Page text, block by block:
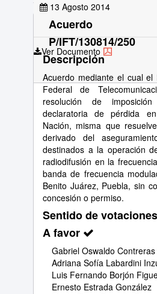
13 Agosto 2014
Ver Documento
Acuerdo
P/IFT/130814/250
Descripción
Acuerdo mediante el cual el
Federal de
resolución de
declaratoria de pérdida
Nación, misma que
derivado del
destinados a la operación
radiodifusión en la
banda de frecuencia
Benito Juárez, Puebla, sin
concesión o permiso.
Sentido de votaciones
A favor
Gabriel Oswaldo
Adriana Sofía Labardini
Luis Fernando Borjón
Ernesto Estrada González